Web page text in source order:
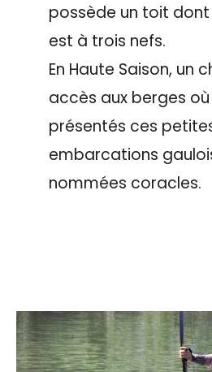
possède un toit dont
est à trois nefs.
En Haute Saison, un
accès aux berges
présentés ces
embarcations
nommées coracles.